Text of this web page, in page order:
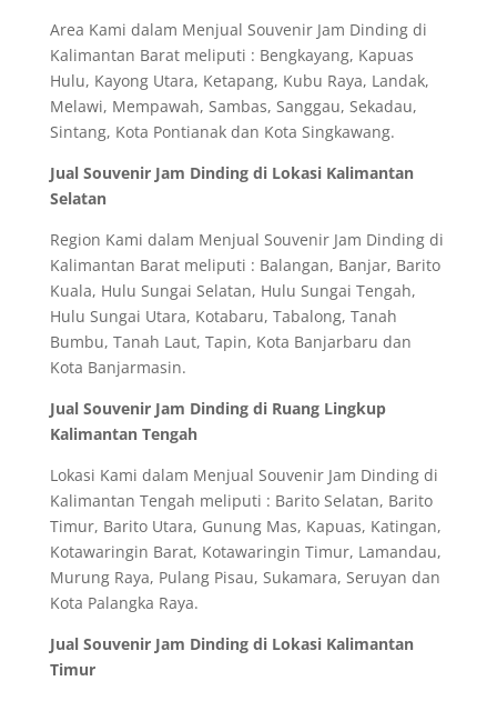
Area Kami dalam Menjual Souvenir Jam Dinding di
Kalimantan Barat meliputi : Bengkayang, Kapuas
Hulu, Kayong Utara, Ketapang, Kubu Raya, Landak,
Melawi, Mempawah, Sambas, Sanggau, Sekadau,
Sintang, Kota Pontianak dan Kota Singkawang.
Jual Souvenir Jam Dinding di Lokasi Kalimantan
Selatan
Region Kami dalam Menjual Souvenir Jam Dinding di
Kalimantan Barat meliputi : Balangan, Banjar, Barito
Kuala, Hulu Sungai Selatan, Hulu Sungai Tengah,
Hulu Sungai Utara, Kotabaru, Tabalong, Tanah
Bumbu, Tanah Laut, Tapin, Kota Banjarbaru dan
Kota Banjarmasin.
Jual Souvenir Jam Dinding di Ruang Lingkup
Kalimantan Tengah
Lokasi Kami dalam Menjual Souvenir Jam Dinding di
Kalimantan Tengah meliputi : Barito Selatan, Barito
Timur, Barito Utara, Gunung Mas, Kapuas, Katingan,
Kotawaringin Barat, Kotawaringin Timur, Lamandau,
Murung Raya, Pulang Pisau, Sukamara, Seruyan dan
Kota Palangka Raya.
Jual Souvenir Jam Dinding di Lokasi Kalimantan
Timur